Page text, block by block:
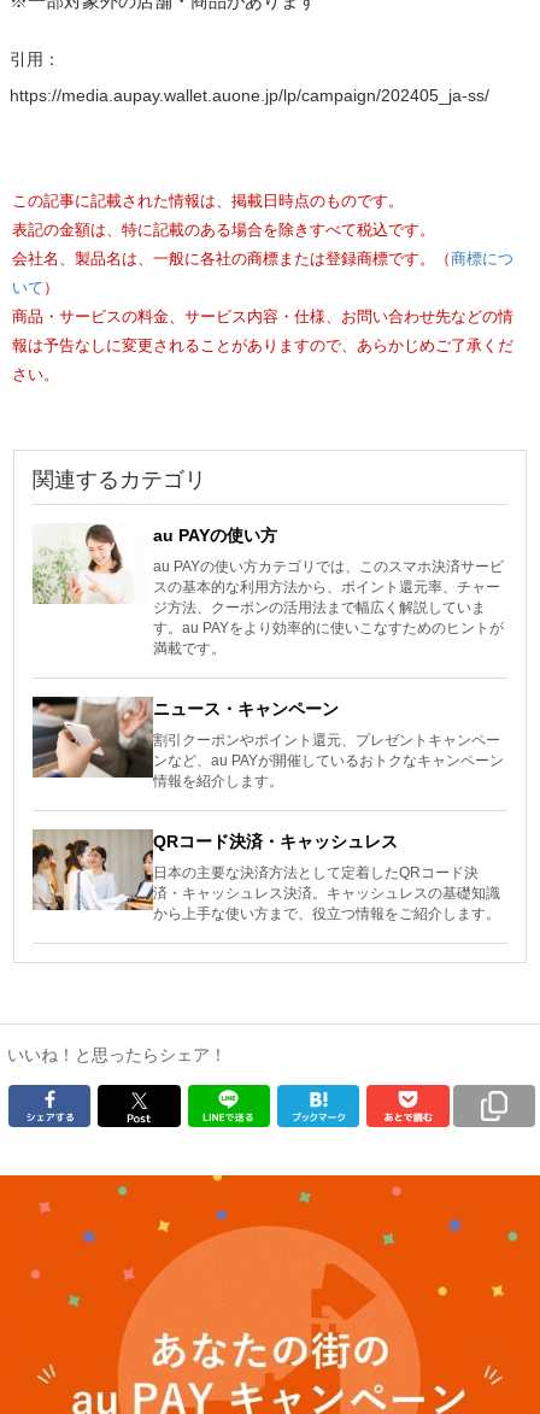
引用：
https://media.aupay.wallet.auone.jp/lp/campaign/202405_ja-ss/
この記事に記載された情報は、掲載日時点のものです。
表記の金額は、特に記載のある場合を除きすべて税込です。
会社名、製品名は、一般に各社の商標または登録商標です。（ 商標につ
いて ）
商品・サービスの料金、サービス内容・仕様、お問い合わせ先などの情
報は予告なしに変更されることがありますので、あらかじめご了承くだ
さい。
関連するカテゴリ
au PAYの使い方
au PAYの使い方カテゴリでは、このスマホ決済サービ
スの基本的な利用方法から、ポイント還元率、チャー
ジ方法、クーポンの活用法まで幅広く解説していま
す。au PAYをより効率的に使いこなすためのヒントが
満載です。
ニュース・キャンペーン
割引クーポンやポイント還元、プレゼントキャンペー
ンなど、au PAYが開催しているおトクなキャンペーン
情報を紹介します。
QRコード決済・キャッシュレス
日本の主要な決済方法として定着したQRコード決
済・キャッシュレス決済。キャッシュレスの基礎知識
から上手な使い方まで、役立つ情報をご紹介します。
いいね！と思ったらシェア！